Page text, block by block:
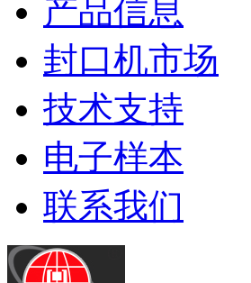
产品信息
封口机市场
技术支持
电子样本
联系我们